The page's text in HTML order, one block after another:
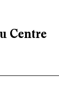
Centre